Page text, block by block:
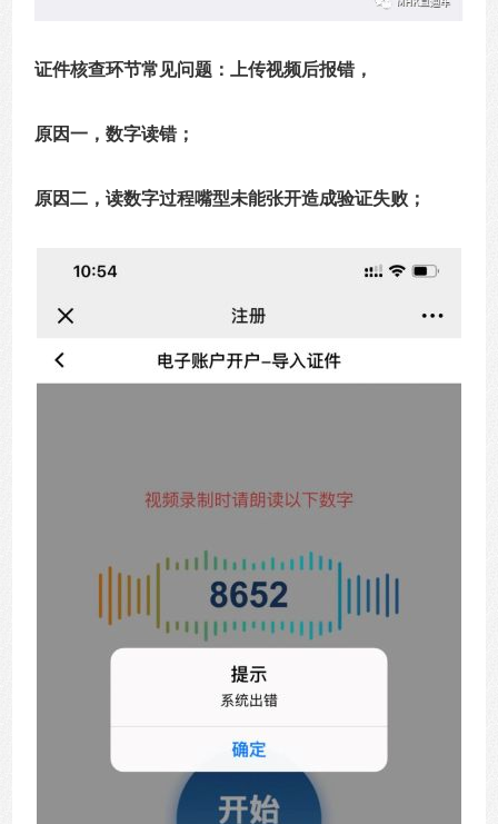
证件核查环节常见问题：上传视频后报错，
原因一，数字读错；
原因二，读数字过程嘴型未能张开造成验证失败；